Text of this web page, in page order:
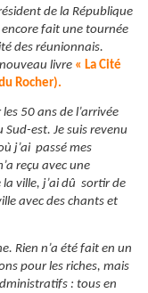
de la République
encore fait une tournée
des réunionnais.
livre « La Cité
Rocher).
50 ans de l’arrivée
est. Je suis revenu
j’ai passé mes
reçu avec une
ville, j’ai dû sortir de
avec des chants et
Rien n’a été fait en un
pour les riches, mais
: tous en